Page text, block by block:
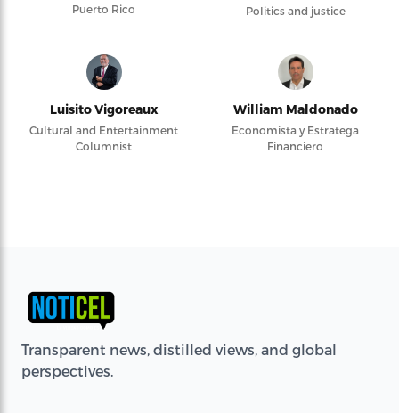
Puerto Rico
Politics and justice
Luisito Vigoreaux
Cultural and Entertainment
Columnist
William Maldonado
Economista y Estratega
Financiero
Transparent news, distilled views, and global
perspectives.